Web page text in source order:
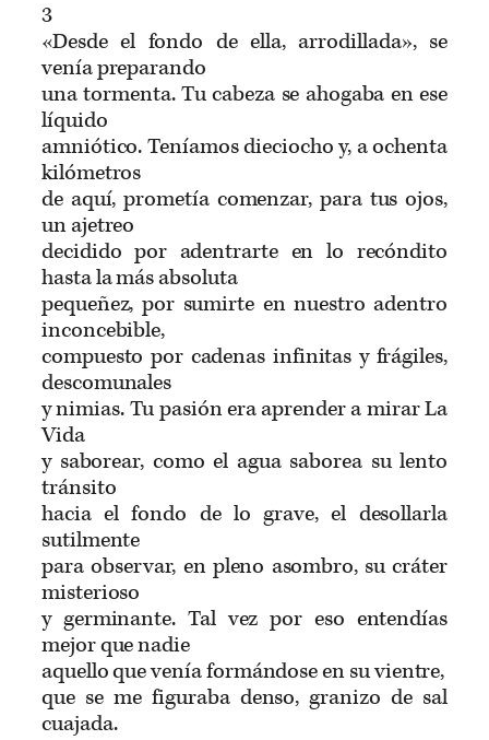
3
«Desde el fondo de ella, arrodillada», se
venía preparando
una tormenta. Tu cabeza se ahogaba en ese
líquido
amniótico. Teníamos dieciocho y, a ochenta
kilómetros
de aquí, prometía comenzar, para tus ojos,
un ajetreo
decidido por adentrarte en lo recóndito
hasta la más absoluta
pequeñez, por sumirte en nuestro adentro
inconcebible,
compuesto por cadenas infinitas y frágiles,
descomunales
y nimias. Tu pasión era aprender a mirar La
Vida
y saborear, como el agua saborea su lento
tránsito
hacia el fondo de lo grave, el desollarla
sutilmente
para observar, en pleno asombro, su cráter
misterioso
y germinante. Tal vez por eso entendías
mejor que nadie
aquello que venía formándose en su vientre,
que se me figuraba denso, granizo de sal
cuajada.